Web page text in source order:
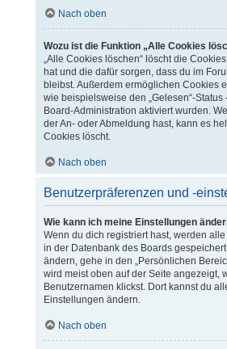
Nach oben
Wozu ist die Funktion „Alle Cookies
„Alle Cookies löschen“ löscht die
hat und die dafür sorgen, dass du im
bleibst. Außerdem ermöglichen Cookies
wie beispielsweise den „Gelesen“-
Board-Administration aktiviert wurden.
der An- oder Abmeldung hast, kann es
Cookies löscht.
Nach oben
Benutzerpräferenzen und -
Wie kann ich meine Einstellungen
Wenn du dich registriert hast, werden
in der Datenbank des Boards
ändern, gehe in den „Persönlichen
wird meist oben auf der Seite angezeigt,
Benutzernamen klickst. Dort kannst du
Einstellungen ändern.
Nach oben